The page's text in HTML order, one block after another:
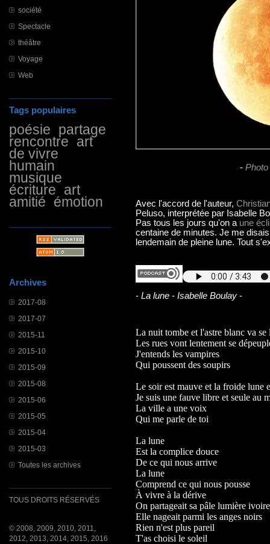
société
Spectacle
théâtre
Voyage
Web
Tags populaires
poésie partage
rencontre art
de vivre
humain
musique
écriture art
amitié émotion
Archives
2017-08
2017-07
2015-11
2015-10
2015-09
2015-08
2015-06
2015-05
2015-04
2015-03
Toutes les archives
TOUS DROITS RÉSERVÉS
© 2008, 2009, 2010, 2011,
2012, 2013, 2014, 2015, 2016
-
Avec l'accord de l'auteur,
Peluso, interprétée par Isabelle
Pas tous les jours qu'on a une
centaine de minutes. Je me
lendemain de pleine lune. Tout
- La lune - Isabelle Boulay -
La nuit tombe et l'astre blanc va se
Les rues vont lentement se
J'entends les vampires
Qui poussent des soupirs
Le soir est mauve et la froide lune
Je suis une fauve libre et seule au
La ville a une voix
Qui me parle de toi
La lune
Est la complice douce
De ce qui nous arrive
La lune
Comprend ce qui nous pousse
À vivre à la dérive
On partageait sa pâle lumière ivoire
Elle nageait parmi les anges noirs
Rien n'est plus pareil
T'as choisi le soleil